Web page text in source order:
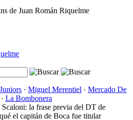
de Juan Román Riquelme
· Miguel Merentiel · Mercado De
· La Bombonera